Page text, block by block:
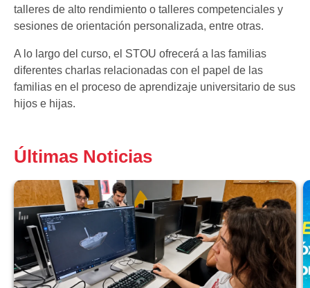
talleres de alto rendimiento o talleres competenciales y
sesiones de orientación personalizada, entre otras.
A lo largo del curso, el STOU ofrecerá a las familias
diferentes charlas relacionadas con el papel de las
familias en el proceso de aprendizaje universitario de sus
hijos e hijas.
Últimas Noticias